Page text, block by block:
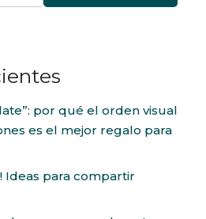
por qué el orden visual
es el mejor regalo para
Ideas para compartir